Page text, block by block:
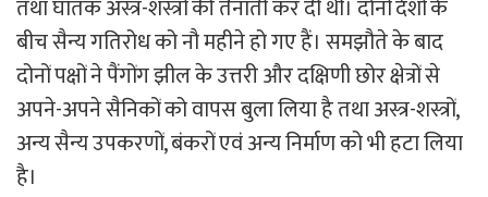
तथा घातक अस्त्र-शस्त्रों की तैनाती कर दी थी। दोनों देशों के
बीच सैन्य गतिरोध को नौ महीने हो गए हैं। समझौते के बाद
दोनों पक्षों ने पैंगोंग झील के उत्तरी और दक्षिणी छोर क्षेत्रों से
अपने-अपने सैनिकों को वापस बुला लिया है तथा अस्त्र-शस्त्रों,
अन्य सैन्य उपकरणों, बंकरों एवं अन्य निर्माण को भी हटा लिया
है।